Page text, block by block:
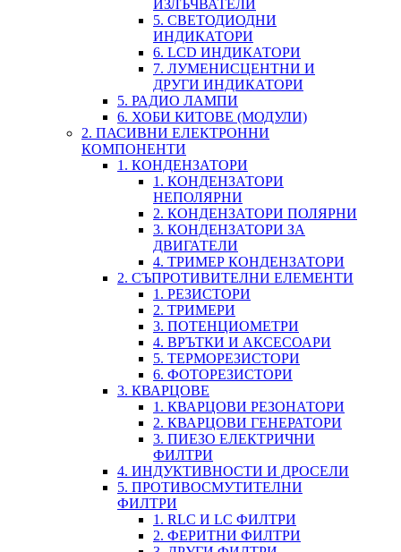
ИЗЛЪЧВАТЕЛИ
5. СВЕТОДИОДНИ
ИНДИКАТОРИ
6. LCD ИНДИКАТОРИ
7. ЛУМЕНИСЦЕНТНИ И
ДРУГИ ИНДИКАТОРИ
5. РАДИО ЛАМПИ
6. ХОБИ КИТОВЕ (МОДУЛИ)
2. ПАСИВНИ ЕЛЕКТРОННИ
КОМПОНЕНТИ
1. КОНДЕНЗАТОРИ
1. КОНДЕНЗАТОРИ
НЕПОЛЯРНИ
2. КОНДЕНЗАТОРИ ПОЛЯРНИ
3. КОНДЕНЗАТОРИ ЗА
ДВИГАТЕЛИ
4. ТРИМЕР КОНДЕНЗАТОРИ
2. СЪПРОТИВИТЕЛНИ ЕЛЕМЕНТИ
1. РЕЗИСТОРИ
2. ТРИМЕРИ
3. ПОТЕНЦИОМЕТРИ
4. ВРЪТКИ И АКСЕСОАРИ
5. ТЕРМОРЕЗИСТОРИ
6. ФОТОРЕЗИСТОРИ
3. КВАРЦОВЕ
1. КВАРЦОВИ РЕЗОНАТОРИ
2. КВАРЦОВИ ГЕНЕРАТОРИ
3. ПИЕЗО ЕЛЕКТРИЧНИ
ФИЛТРИ
4. ИНДУКТИВНОСТИ И ДРОСЕЛИ
5. ПРОТИВОСМУТИТЕЛНИ
ФИЛТРИ
1. RLC И LC ФИЛТРИ
2. ФЕРИТНИ ФИЛТРИ